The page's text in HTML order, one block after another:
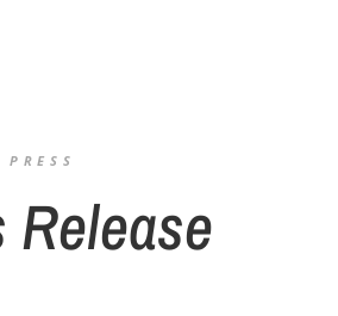
PRESS
Release